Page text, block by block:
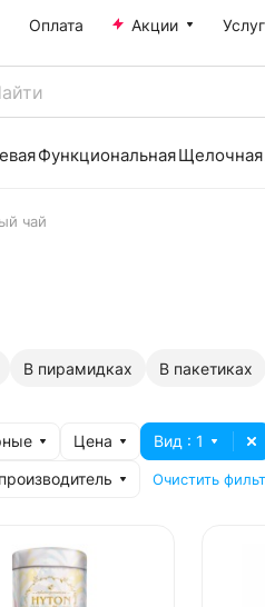
Оплата Акции
ФункциональнаяЩелочная
чай
В пирамидках В пакетиках
Цена Вид : 1
Очистить